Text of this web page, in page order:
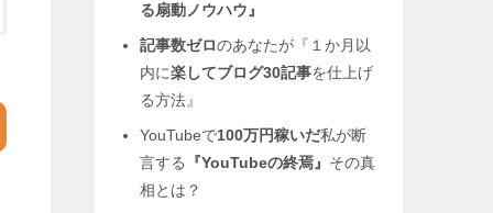
る扇動ノウハウ』
記事数ゼロのあなたが『１か月以
内に楽してブログ30記事を仕上げ
る方法』
YouTubeで100万円稼いだ私が断
言する
『YouTubeの終焉』 その真
相とは？